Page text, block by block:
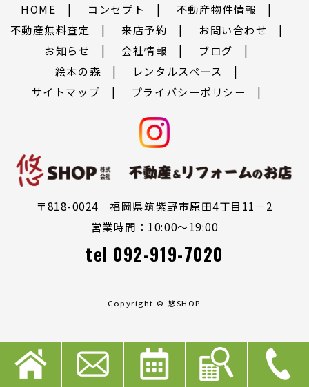
HOME コンセプト
不動産物件情報
不動産無料査定
来店予約
お問い合わせ
お知らせ
会社情報
ブログ
絵本の森
レンタルスペース
サイトマップ
プライバシーポリシー
〒818-0024 福岡県筑紫野市原田4丁目11－2
営業時間：10:00～19:00
tel 092-919-7020
Copyright © 悠SHOP